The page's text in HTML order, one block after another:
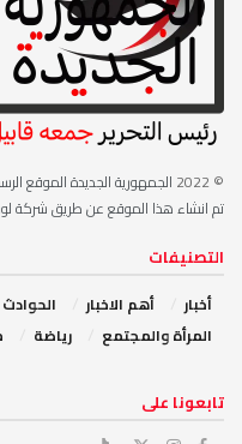
© 2022
الجمهورية الجديدة الموقع
تم انشاء هذا الموقع عن طريق شركة
التصنيفات
أخبار أهم الاخبار ‏الحوادث
‏المرأة والمجتمع
رياضة
‏تابعونا على